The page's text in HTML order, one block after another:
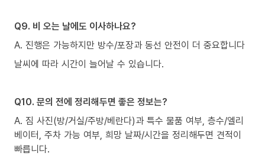
Q9. 비 오는 날에도 이사하나요?
A. 진행은 가능하지만 방수/포장과 동선 안전이 더 중요합니다
날씨에 따라 시간이 늘어날 수 있습니다.
Q10. 문의 전에 정리해두면 좋은 정보는?
A. 짐 사진(방/거실/주방/베란다)과 특수 물품 여부, 층수/엘리
베이터, 주차 가능 여부, 희망 날짜/시간을 정리해두면 견적이
빠릅니다.